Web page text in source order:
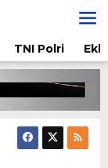
TNI Polri